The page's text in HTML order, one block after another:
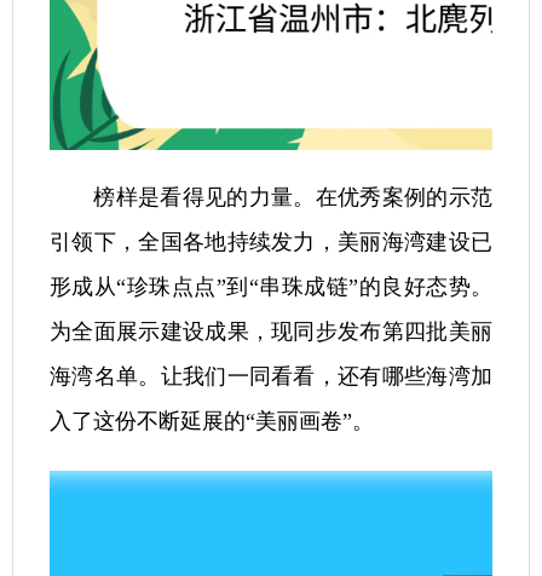
榜样是看得见的力量。在优秀案例的示范
引领下，全国各地持续发力，美丽海湾建设已
形成从“珍珠点点”到“串珠成链”的良好态势。
为全面展示建设成果，现同步发布第四批美丽
海湾名单。让我们一同看看，还有哪些海湾加
入了这份不断延展的“美丽画卷”。